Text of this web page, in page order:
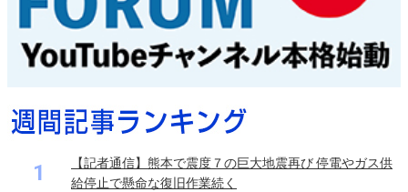
1
【記者通信】熊本で震度７の巨大地震再び 停電やガス供
給停止で懸命な復旧作業続く